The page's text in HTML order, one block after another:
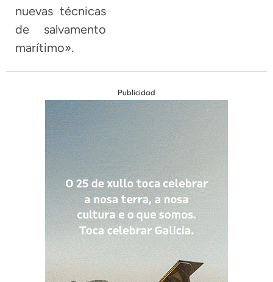
nuevas técnicas
de salvamento
marítimo».
Publicidad